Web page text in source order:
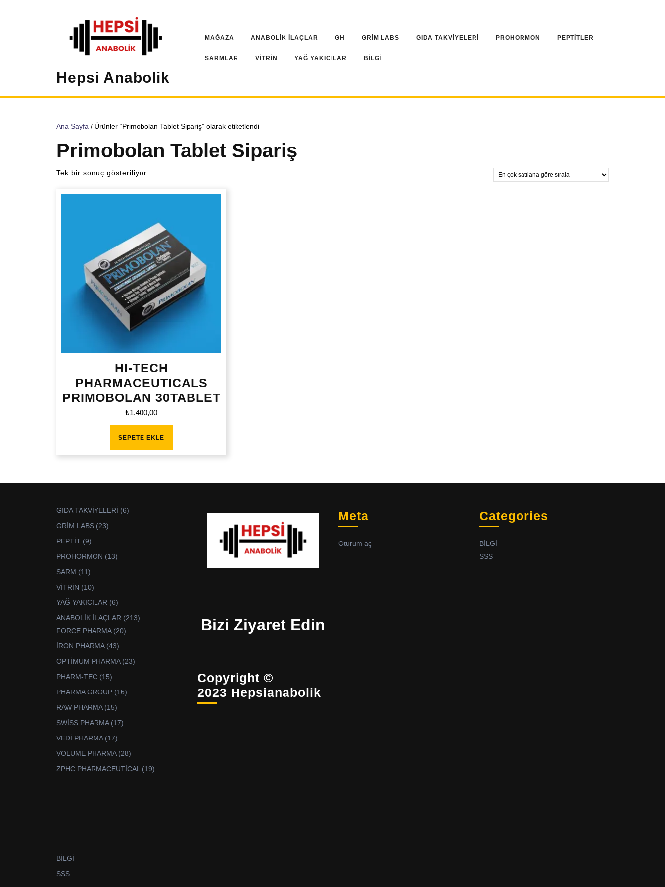
Hepsi Anabolik
MAĞAZA ANABOLİK İLAÇLAR GH GRİM LABS GIDA TAKVİYELERİ PROHORMON PEPTİTLER
SARMLAR VİTRİN YAĞ YAKICILAR BİLGİ
Ana Sayfa / Ürünler “Primobolan Tablet Sipariş” olarak etiketlendi
Primobolan Tablet Sipariş
Tek bir sonuç gösteriliyor
HI-TECH
PHARMACEUTICALS
PRIMOBOLAN 30TABLET
₺1.400,00
SEPETE EKLE
GIDA TAKVİYELERİ 66
GRİM LABS 2323
PEPTİT 99
PROHORMON 1313
SARM 1111
VİTRİN 1010
YAĞ YAKICILAR 66
ANABOLİK İLAÇLAR 213213
FORCE PHARMA 2020
İRON PHARMA 4343
OPTİMUM PHARMA 2323
PHARM-TEC 1515
PHARMA GROUP 1616
RAW PHARMA 1515
SWİSS PHARMA 1717
VEDİ PHARMA 1717
VOLUME PHARMA 2828
ZPHC PHARMACEUTİCAL 1919
BİLGİ
SSS
Bizi Ziyaret Edin
Copyright ©
2023 Hepsianabolik
Meta
Oturum aç
Categories
BİLGİ
SSS